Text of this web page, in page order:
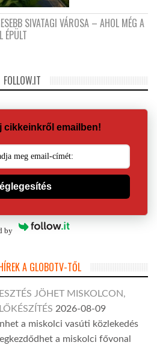
SIVATAGI VÁROSA – AHOL MÉG A
ÉPÜLT
FOLLOW.IT
cikkeinkről emailben!
by
A GLOBOTV-TŐL
JÖHET MISKOLCON,
2026-08-09
a miskolci vasúti közlekedés
a miskolci fővonal